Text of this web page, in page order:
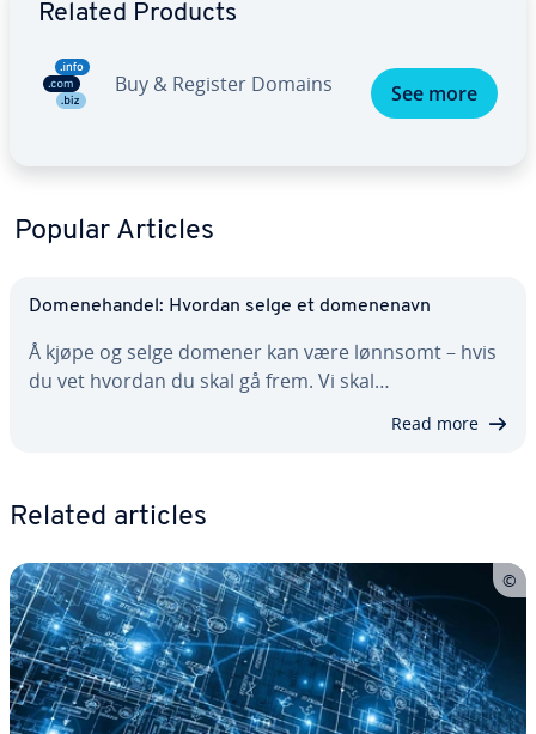
Related Products
Buy & Register Domains See more
Popular Articles
Domenehandel: Hvordan selge et domenenavn
Å kjøpe og selge domener kan være lønnsomt – hvis
du vet hvordan du skal gå frem. Vi skal…
Read more
Related articles